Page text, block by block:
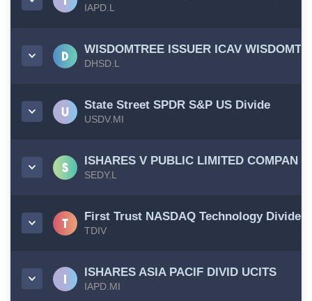
IAPD.L
WISDOMTREE ISSUER ICAV WISDOMTR
DHSD.L
State Street SPDR S&P US Divide
USDV.MI
ISHARES V PUBLIC LIMITED COMPAN
SEDY.L
First Trust NASDAQ Technology
TDIV
ISHARES ASIA PACIF DIVID UCITS
IAPD.MI